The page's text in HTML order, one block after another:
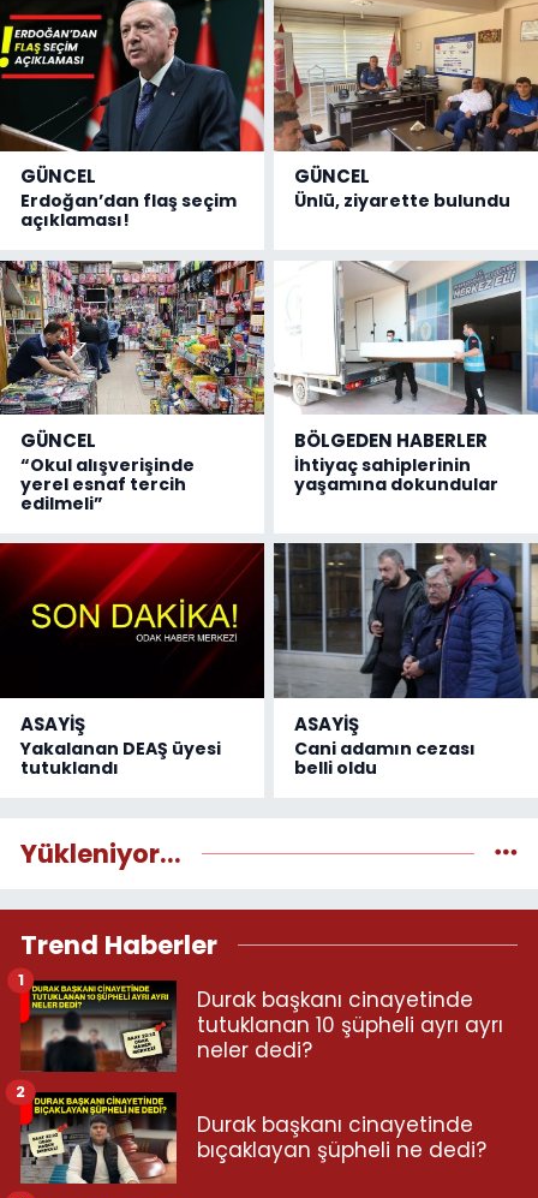
GÜNCEL
Erdoğan’dan flaş seçim
açıklaması!
GÜNCEL
Ünlü, ziyarette bulundu
GÜNCEL
“Okul alışverişinde
yerel esnaf tercih
edilmeli”
BÖLGEDEN HABERLER
İhtiyaç sahiplerinin
yaşamına dokundular
ASAYİŞ
Yakalanan DEAŞ üyesi
tutuklandı
ASAYİŞ
Cani adamın cezası
belli oldu
Yükleniyor...
Trend Haberler
Durak başkanı cinayetinde
tutuklanan 10 şüpheli ayrı ayrı
neler dedi?
1
Durak başkanı cinayetinde
bıçaklayan şüpheli ne dedi?
2